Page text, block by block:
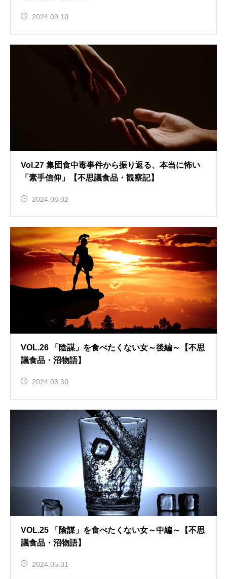
2024.09.10
Vol.27 集団食中毒事件から振り返る、本当に怖い
「素手信仰」【不思議食品・観察記】
2024.08.02
VOL.26 「陰謀」を食べたくない女～後編～【不思
議食品・沼物語】
2024.06.30
VOL.25 「陰謀」を食べたくない女～中編～【不思
議食品・沼物語】
2024.05.31